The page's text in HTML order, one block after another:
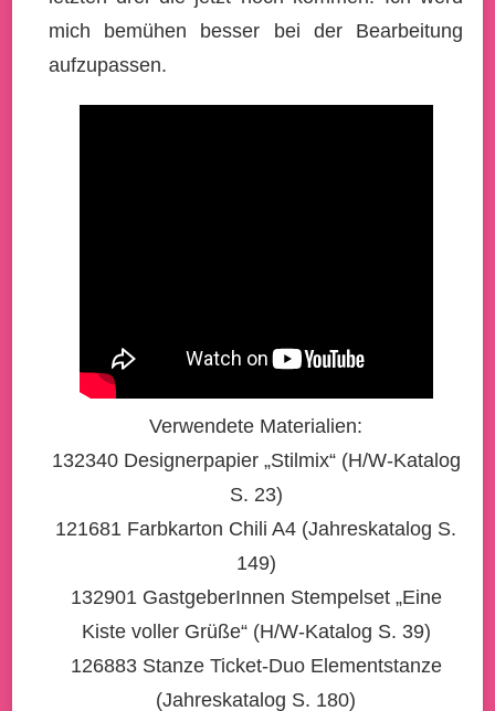
mich bemühen besser bei der Bearbeitung
aufzupassen.
Verwendete Materialien:
132340 Designerpapier „Stilmix“ (H/W-Katalog
S. 23)
121681 Farbkarton Chili A4 (Jahreskatalog S.
149)
132901 GastgeberInnen Stempelset „Eine
Kiste voller Grüße“ (H/W-Katalog S. 39)
126883 Stanze Ticket-Duo Elementstanze
(Jahreskatalog S. 180)